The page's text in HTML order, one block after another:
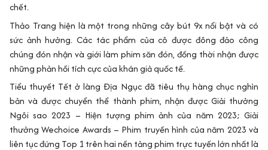
chết.
Thảo Trang hiện là một trong những cây bút 9x nổi bật và có
sức ảnh hưởng. Các tác phẩm của cô được đông đảo công
chúng đón nhận và giới làm phim săn đón, đồng thời nhận được
những phản hồi tích cực của khán giả quốc tế.
Tiểu thuyết Tết ở làng Địa Ngục đã tiêu thụ hàng chục nghìn
bản và được chuyển thể thành phim, nhận được Giải thưởng
Ngôi sao 2023 – Hiện tượng phim ảnh của năm 2023; Giải
thưởng Wechoice Awards – Phim truyền hình của năm 2023 và
liên tục đứng Top 1 trên hai nền tảng phim trực tuyến lớn nhất là